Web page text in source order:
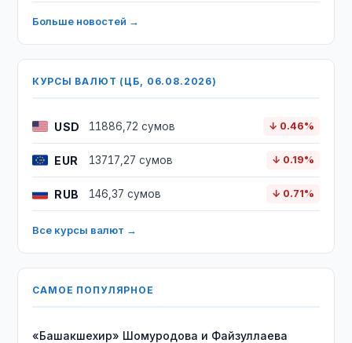
Больше новостей →
КУРСЫ ВАЛЮТ (ЦБ, 06.08.2026)
USD 11886,72 сумов ↓ 0.46%
EUR 13717,27 сумов ↓ 0.19%
RUB 146,37 сумов ↓ 0.71%
Все курсы валют →
САМОЕ ПОПУЛЯРНОЕ
«Башакшехир» Шомуродова и Файзуллаева